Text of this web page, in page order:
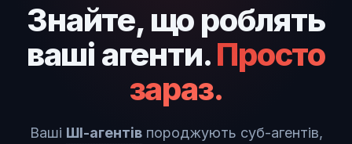
Знайте, що роблять
ваші агенти.Просто
зараз.
Ваші ШІ-агентів породжують суб-агентів,